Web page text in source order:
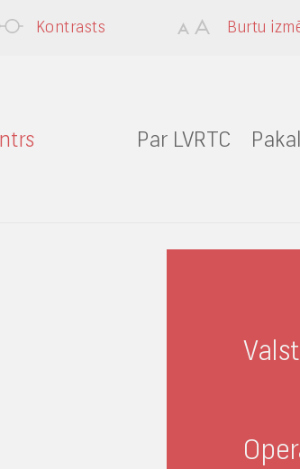
Kontrasts Burtu
Par LVRTC